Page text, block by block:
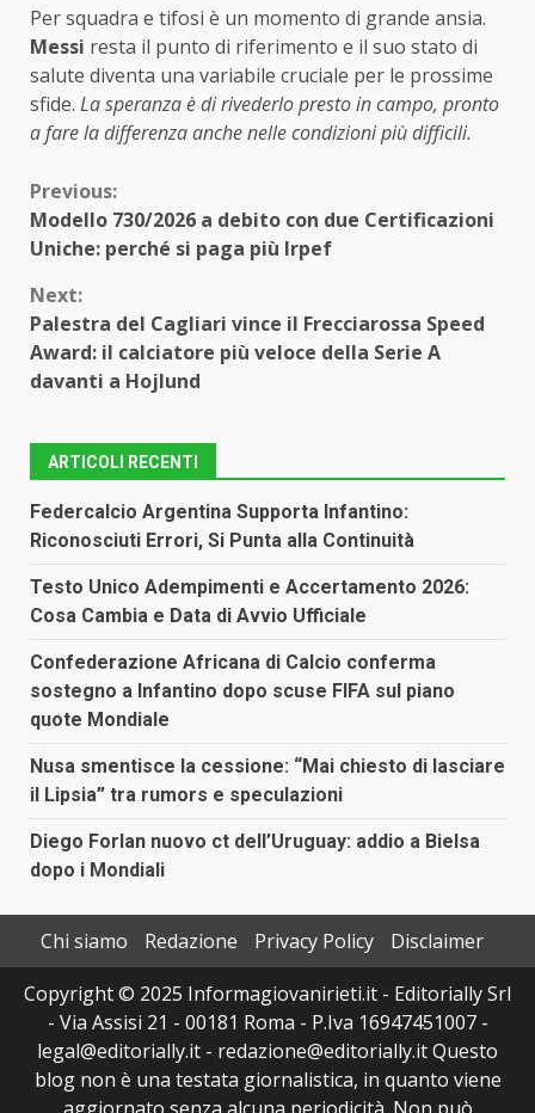
Per squadra e tifosi è un momento di grande ansia.
Messi resta il punto di riferimento e il suo stato di
salute diventa una variabile cruciale per le prossime
sfide. La speranza è di rivederlo presto in campo, pronto
a fare la differenza anche nelle condizioni più difficili.
Continue
Reading
Previous:
Modello 730/2026 a debito con due Certificazioni
Uniche: perché si paga più Irpef
Next:
Palestra del Cagliari vince il Frecciarossa Speed
Award: il calciatore più veloce della Serie A
davanti a Hojlund
ARTICOLI RECENTI
Federcalcio Argentina Supporta Infantino:
Riconosciuti Errori, Si Punta alla Continuità
Testo Unico Adempimenti e Accertamento 2026:
Cosa Cambia e Data di Avvio Ufficiale
Confederazione Africana di Calcio conferma
sostegno a Infantino dopo scuse FIFA sul piano
quote Mondiale
Nusa smentisce la cessione: “Mai chiesto di lasciare
il Lipsia” tra rumors e speculazioni
Diego Forlan nuovo ct dell’Uruguay: addio a Bielsa
dopo i Mondiali
Chi siamo Redazione Privacy Policy
Disclaimer
Copyright © 2025 Informagiovanirieti.it - Editorially Srl
- Via Assisi 21 - 00181 Roma - P.Iva 16947451007 -
legal@editorially.it - redazione@editorially.it Questo
blog non è una testata giornalistica, in quanto viene